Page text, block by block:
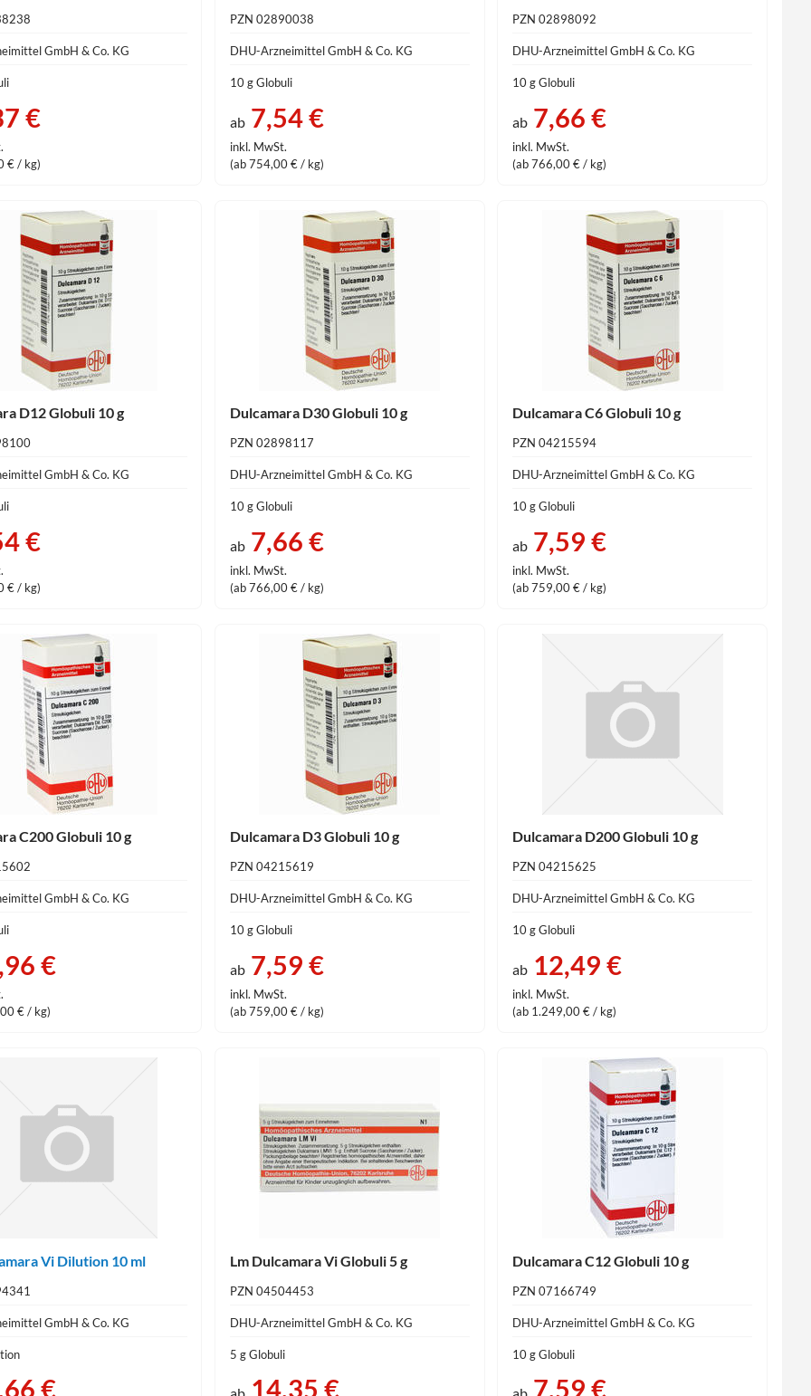
GmbH & Co. KG
€
€ / kg)
PZN 02890038
DHU-Arzneimittel GmbH & Co. KG
10 g Globuli
ab7,54 €
inkl. MwSt.
(ab 754,00 € / kg)
PZN 02898092
DHU-Arzneimittel GmbH & Co. KG
10 g Globuli
ab 7,66 €
inkl. MwSt.
(ab 766,00 € / kg)
D12 Globuli 10 g
GmbH & Co. KG
€
€ / kg)
Dulcamara D30 Globuli 10 g
PZN 02898117
DHU-Arzneimittel GmbH & Co. KG
10 g Globuli
ab7,66 €
inkl. MwSt.
(ab 766,00 € / kg)
Dulcamara C6 Globuli 10 g
PZN 04215594
DHU-Arzneimittel GmbH & Co. KG
10 g Globuli
ab 7,59 €
inkl. MwSt.
(ab 759,00 € / kg)
C200 Globuli 10 g
GmbH & Co. KG
€
€ / kg)
Dulcamara D3 Globuli 10 g
PZN 04215619
DHU-Arzneimittel GmbH & Co. KG
10 g Globuli
ab7,59 €
inkl. MwSt.
(ab 759,00 € / kg)
Dulcamara D200 Globuli 10 g
PZN 04215625
DHU-Arzneimittel GmbH & Co. KG
10 g Globuli
ab 12,49 €
inkl. MwSt.
(ab 1.249,00 € / kg)
Vi Dilution 10 ml
GmbH & Co. KG
€
Lm Dulcamara Vi Globuli 5 g
PZN 04504453
DHU-Arzneimittel GmbH & Co. KG
5 g Globuli
14,35 €
Dulcamara C12 Globuli 10 g
PZN 07166749
DHU-Arzneimittel GmbH & Co. KG
10 g Globuli
7,59 €